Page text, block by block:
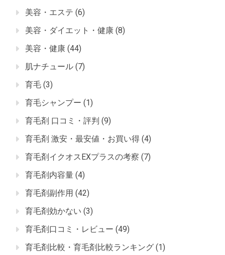
美容・エステ (6)
美容・ダイエット・健康 (8)
美容・健康 (44)
肌ナチュール (7)
育毛 (3)
育毛シャンプー (1)
育毛剤 口コミ・評判 (9)
育毛剤 激安・最安値・お買い得 (4)
育毛剤イクオスEXプラスの考察 (7)
育毛剤内容量 (4)
育毛剤副作用 (42)
育毛剤効かない (3)
育毛剤口コミ・レビュー (49)
育毛剤比較・育毛剤比較ランキング (1)